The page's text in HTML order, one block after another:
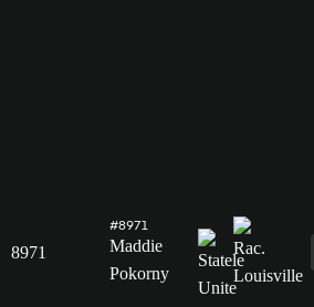
8971
#8971
Maddie
Pokorny